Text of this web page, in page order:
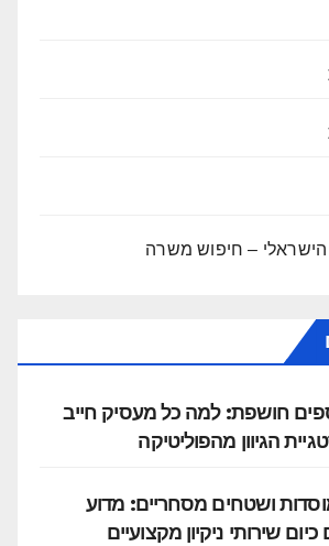
– חיפוש משרה
חושפת: למה כל מעסיק חייב
הגיוון מהפוליטיקה
ושטחים מסחריים: מדוע
שירותי ניקיון מקצועיים